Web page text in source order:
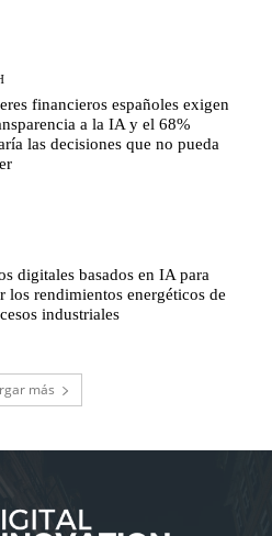
financieros españoles exigen
a la IA y el 68%
las decisiones que no pueda
digitales basados en IA para
los rendimientos energéticos de
industriales
más